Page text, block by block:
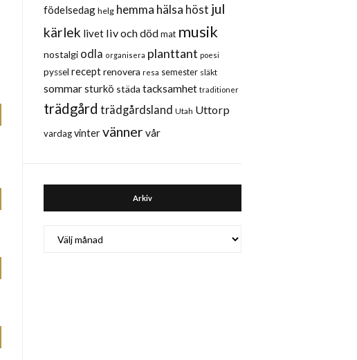
födelsedag helg hemma hälsa höst jul
kärlek livet liv och död mat musik
nostalgi odla organisera planttant poesi
pyssel receptrenovera resa semester släkt
sommarsturkö städa tacksamhet traditioner
trädgård trädgårdsland Utah Uttorp
vardag vintervänner vår
Arkiv